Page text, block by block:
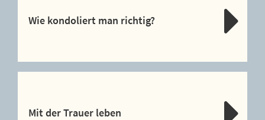
Wie kondoliert man richtig?
Mit der Trauer leben